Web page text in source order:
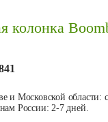
колонка
и Московской области:
России: 2-7 дней.